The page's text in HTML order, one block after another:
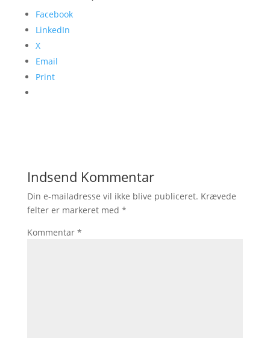
Facebook
LinkedIn
X
Email
Print
Indsend Kommentar
Din e-mailadresse vil ikke blive publiceret. Krævede
felter er markeret med *
Kommentar *